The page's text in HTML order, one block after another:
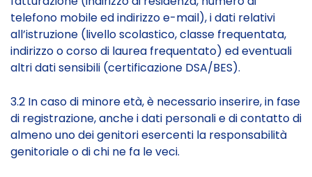
telefono mobile ed indirizzo e-mail), i dati relativi
all’istruzione (livello scolastico, classe frequentata,
indirizzo o corso di laurea frequentato) ed eventuali
altri dati sensibili (certificazione DSA/BES).
3.2 In caso di minore età, è necessario inserire, in fase
di registrazione, anche i dati personali e di contatto di
almeno uno dei genitori esercenti la responsabilità
genitoriale o di chi ne fa le veci.